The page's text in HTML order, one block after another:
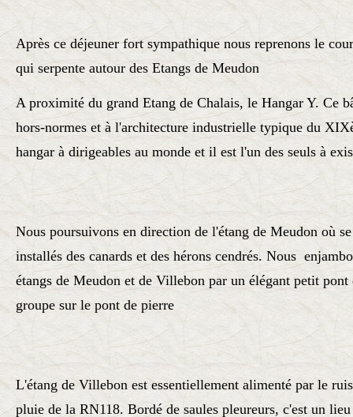
Après ce déjeuner fort sympathique nous reprenons le
qui serpente autour des Etangs de Meudon
A proximité du grand Etang de Chalais, le Hangar Y. Ce
hors-normes et à l'architecture industrielle typique du
hangar à dirigeables au monde et il est l'un des seuls à
Nous poursuivons en direction de l'étang de Meudon où
installés des canards et des hérons cendrés. Nous
étangs de Meudon et de Villebon par un élégant petit
groupe sur le pont de pierre
L'étang de Villebon est essentiellement alimenté par le
pluie de la RN118. Bordé de saules pleureurs, c'est un